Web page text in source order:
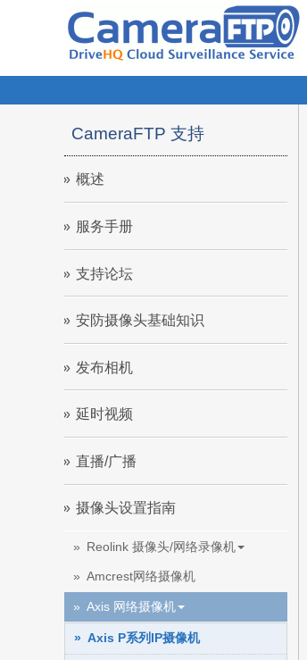
CameraFTP 支持
概述
服务手册
支持论坛
安防摄像头基础知识
发布相机
延时视频
直播/广播
摄像头设置指南
Reolink 摄像头/网络录像机
Amcrest网络摄像机
Axis 网络摄像机
Axis P系列IP摄像机